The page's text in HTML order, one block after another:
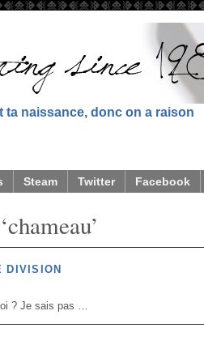
ta naissance, donc on a raison
Steam Twitter Facebook
DIVISION
? Je sais pas …